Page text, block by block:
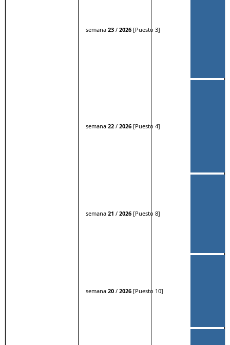
semana 23/ 2026[Puesto 3]
semana 22/ 2026[Puesto 4]
semana 21 / 2026[Puesto 8]
semana 20/ 2026[Puesto 10]